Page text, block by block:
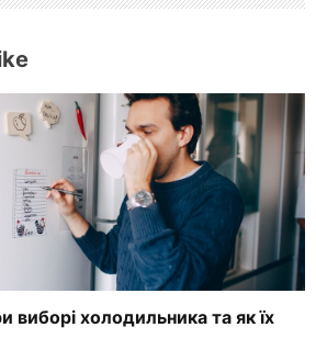
холодильника та як їх